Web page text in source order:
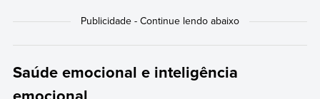
Saúde emocional e inteligência